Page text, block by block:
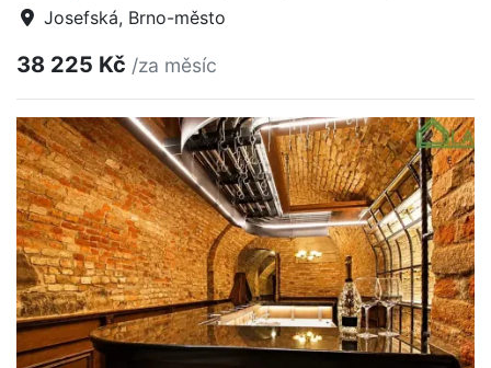
Josefská, Brno-město
38 225 Kč /za měsíc